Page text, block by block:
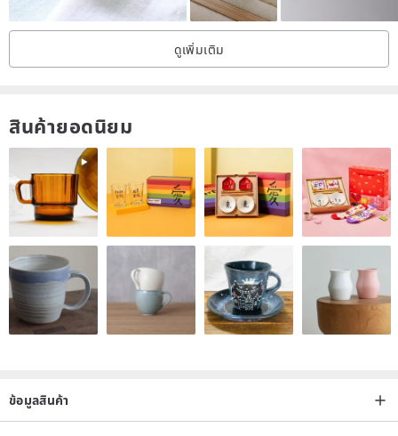
It's like a gentle wave to the unknown,
offering a blessing to this beautiful world!
Alarein Silversmith
After-Sales Service Point
Address: No. 7, Alley 3, Lane 24, Huayin Street, Zhongshan
District, Taipei City
Business Hours: (Mon)~(Sat) 12:00~20:00
ดูเพิ่มเติม
สินค้ายอดนิยม
ข้อมูลสินค้า